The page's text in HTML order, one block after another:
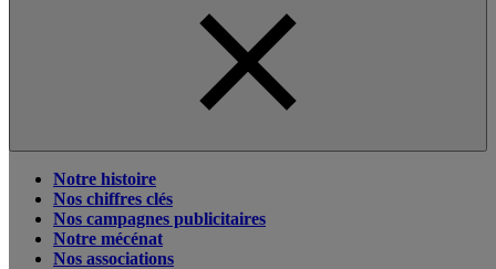
Notre histoire
Nos chiffres clés
Nos campagnes publicitaires
Notre mécénat
Nos associations